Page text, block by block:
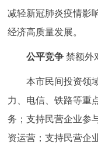
参与调查
走进北京
北京概况
绿色北京
减轻新冠肺炎疫情影
经济高质量发展。
公平竞争 禁额外
本市民间投资领域
力、电信、铁路等重
务；支持民营企业参
资运营；支持民营企